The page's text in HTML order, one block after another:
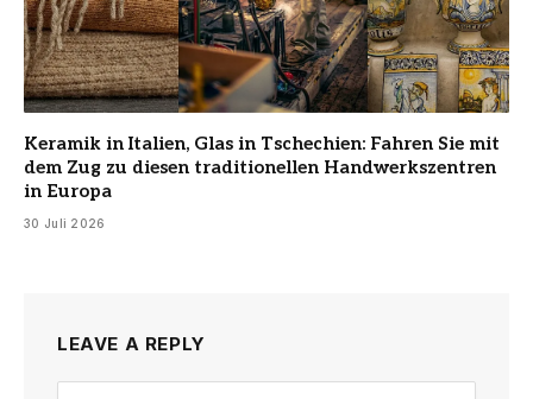
Keramik in Italien, Glas in Tschechien: Fahren Sie mit
dem Zug zu diesen traditionellen Handwerkszentren
in Europa
30 Juli 2026
LEAVE A REPLY